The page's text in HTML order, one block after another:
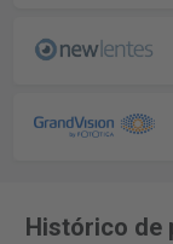
Histórico de